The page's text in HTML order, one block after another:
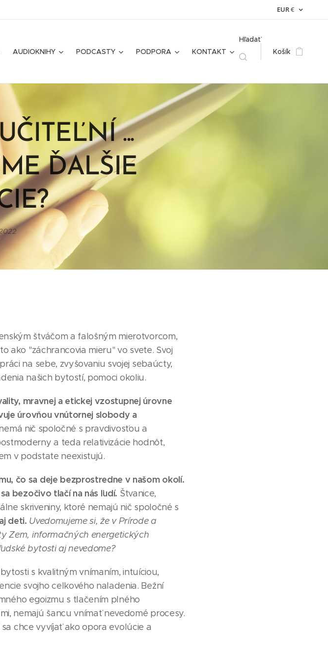
EUR€
AUDIOKNIHY PODCASTY PODPORA KONTAKT
Hľadať
Košík
...
ĎALŠIE
štváčom a falošným mierotvorcom,
ako "záchrancovia mieru" vo svete. Svoj
na sebe, zvyšovaniu svojej sebaúcty,
našich bytostí, pomoci okoliu.
mravnej a etickej vzostupnej úrovne
úrovňou vnútornej slobody a
nič spoločné s pravdivosťou a
a teda relativizácie hodnôt,
v podstate neexistujú.
čo sa deje bezprostredne v našom okolí.
bezočivo tlačí na nás ľudí. Štvanice,
skriveniny, ktoré nemajú nič spoločné s
deti. Uvedomujeme si, že v Prírode a
Zem, informačných energetických
bytosti aj nevedome?
s kvalitným vnímaním, intuíciou,
svojho celkového naladenia. Bežní
egoizmu s tlačením plného
nemajú šancu vnímať nevedomé procesy.
chce vyvíjať ako opora evolúcie a